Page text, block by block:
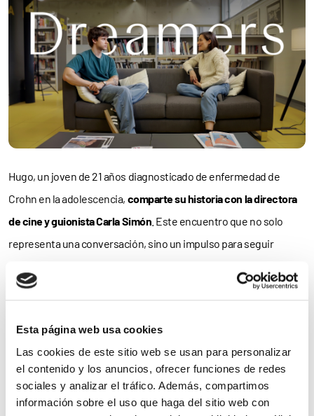
Esta página web usa cookies
Las cookies de este sitio web se usan para personalizar
el contenido y los anuncios, ofrecer funciones de redes
sociales y analizar el tráfico. Además, compartimos
información sobre el uso que haga del sitio web con
Hugo, un joven de 21 años diagnosticado de enfermedad de
Crohn en la adolescencia, comparte su historia con la directora
de cine y guionista Carla Simón . Este encuentro que no solo
representa una conversación, sino un impulso para seguir
aprendido a convivir con su enfermedad desde muy joven,
quirúrgicas y ajustes de tratamiento. Sin embargo, hay algo que
se ha mantenido constante: su sueño de dedicarse a la
interpretación. “Participar en Dreamers me ha permitido conocer
de cerca una realidad poco visible y entender el impacto que